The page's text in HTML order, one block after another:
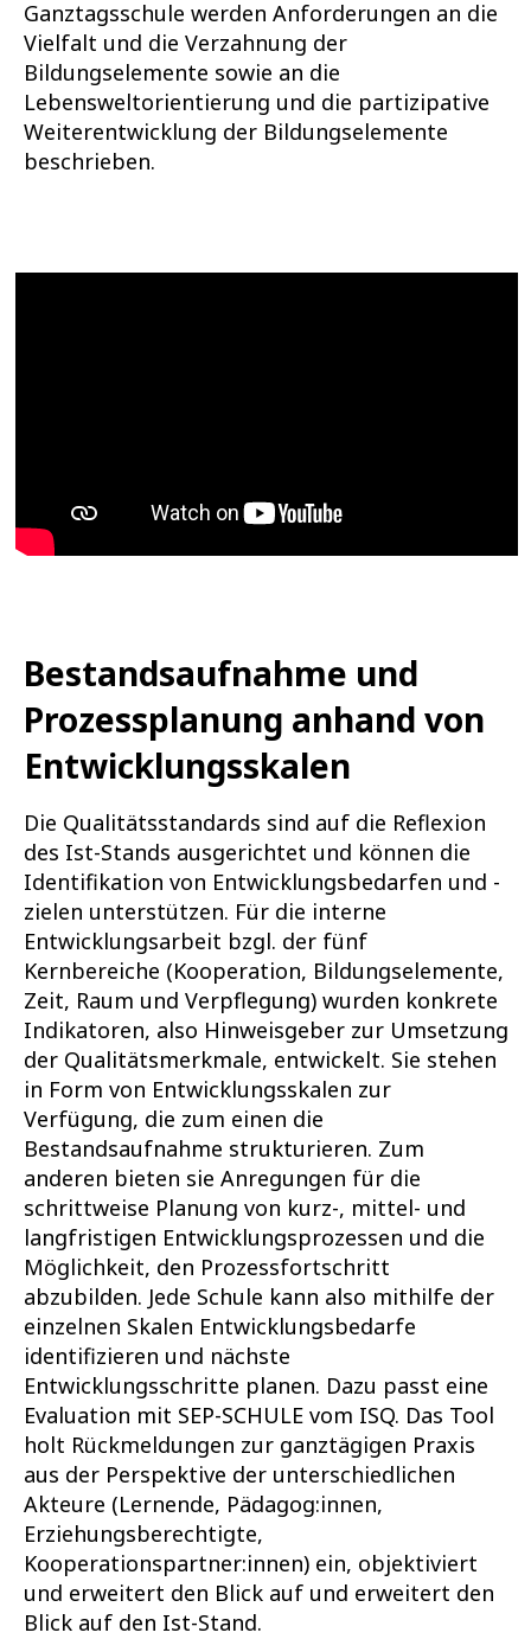
Ganztagsschule werden Anforderungen an die
Vielfalt und die Verzahnung der
Bildungselemente sowie an die
Lebensweltorientierung und die partizipative
Weiterentwicklung der Bildungselemente
beschrieben.
Bestandsaufnahme und
Prozessplanung anhand von
Entwicklungsskalen
Die Qualitätsstandards sind auf die Reflexion
des Ist-Stands ausgerichtet und können die
Identifikation von Entwicklungsbedarfen und -
zielen unterstützen. Für die interne
Entwicklungsarbeit bzgl. der fünf
Kernbereiche (Kooperation, Bildungselemente,
Zeit, Raum und Verpflegung) wurden konkrete
Indikatoren, also Hinweisgeber zur Umsetzung
der Qualitätsmerkmale, entwickelt. Sie stehen
in Form von Entwicklungsskalen zur
Verfügung, die zum einen die
Bestandsaufnahme strukturieren. Zum
anderen bieten sie Anregungen für die
schrittweise Planung von kurz-, mittel- und
langfristigen Entwicklungsprozessen und die
Möglichkeit, den Prozessfortschritt
abzubilden. Jede Schule kann also mithilfe der
einzelnen Skalen Entwicklungsbedarfe
identifizieren und nächste
Entwicklungsschritte planen. Dazu passt eine
Evaluation mit SEP-SCHULE vom ISQ. Das Tool
holt Rückmeldungen zur ganztägigen Praxis
aus der Perspektive der unterschiedlichen
Akteure (Lernende, Pädagog:innen,
Erziehungsberechtigte,
Kooperationspartner:innen) ein, objektiviert
und erweitert den Blick auf und erweitert den
Blick auf den Ist-Stand.